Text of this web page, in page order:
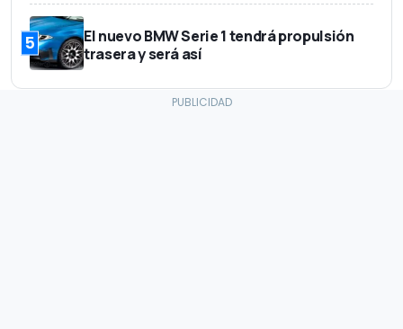
5
El nuevo BMW Serie 1 tendrá propulsión
trasera y será así